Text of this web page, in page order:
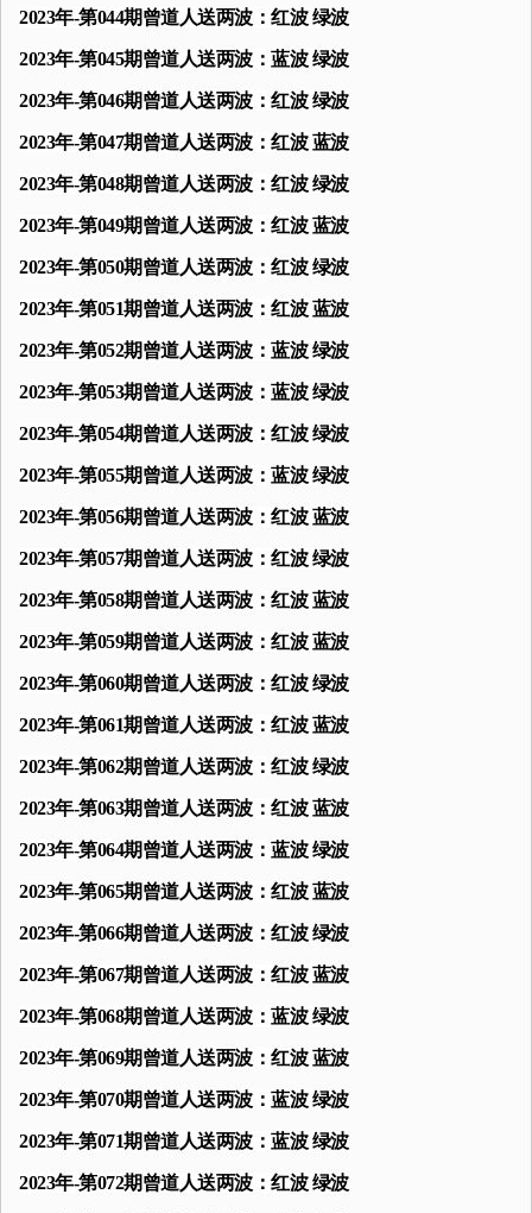
2023年-第044期曾道人送两波：红波 绿波
2023年-第045期曾道人送两波：蓝波 绿波
2023年-第046期曾道人送两波：红波 绿波
2023年-第047期曾道人送两波：红波 蓝波
2023年-第048期曾道人送两波：红波 绿波
2023年-第049期曾道人送两波：红波 蓝波
2023年-第050期曾道人送两波：红波 绿波
2023年-第051期曾道人送两波：红波 蓝波
2023年-第052期曾道人送两波：蓝波 绿波
2023年-第053期曾道人送两波：蓝波 绿波
2023年-第054期曾道人送两波：红波 绿波
2023年-第055期曾道人送两波：蓝波 绿波
2023年-第056期曾道人送两波：红波 蓝波
2023年-第057期曾道人送两波：红波 绿波
2023年-第058期曾道人送两波：红波 蓝波
2023年-第059期曾道人送两波：红波 蓝波
2023年-第060期曾道人送两波：红波 绿波
2023年-第061期曾道人送两波：红波 蓝波
2023年-第062期曾道人送两波：红波 绿波
2023年-第063期曾道人送两波：红波 蓝波
2023年-第064期曾道人送两波：蓝波 绿波
2023年-第065期曾道人送两波：红波 蓝波
2023年-第066期曾道人送两波：红波 绿波
2023年-第067期曾道人送两波：红波 蓝波
2023年-第068期曾道人送两波：蓝波 绿波
2023年-第069期曾道人送两波：红波 蓝波
2023年-第070期曾道人送两波：蓝波 绿波
2023年-第071期曾道人送两波：蓝波 绿波
2023年-第072期曾道人送两波：红波 绿波